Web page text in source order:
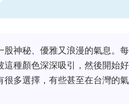
股神秘、優雅又浪漫的氣息。
這種顏色深深吸引，然後開始
很多選擇，有些甚至在台灣的